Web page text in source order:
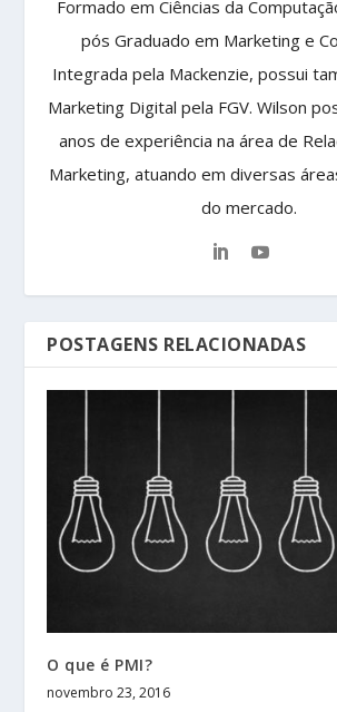
Formado em Ciências da
pós Graduado em Marketing e
Integrada pela Mackenzie, possui
Marketing Digital pela FGV. Wilson
anos de experiência na área de
Marketing, atuando em diversas
do mercado.
POSTAGENS RELACIONADAS
O que é PMI?
novembro 23, 2016